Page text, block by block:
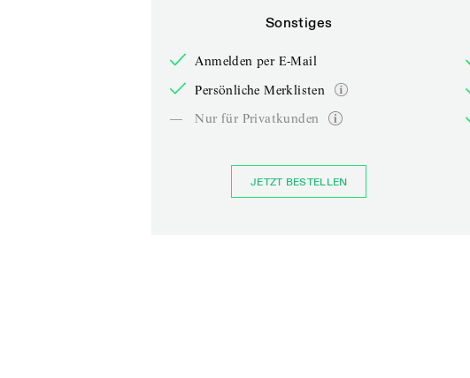
Sonstiges
Anmelden per E-Mail
Persönliche Merklisten
—
Nur für Privatkunden
JETZT BESTELLEN